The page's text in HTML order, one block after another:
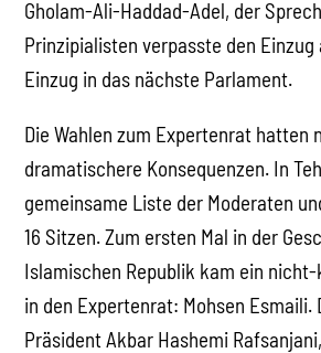
Gholam-Ali-Haddad-Adel, der
Prinzipialisten verpasste den Einzug
Einzug in das nächste Parlament.
Die Wahlen zum Expertenrat hatten
dramatischere Konsequenzen. In
gemeinsame Liste der Moderaten
16 Sitzen. Zum ersten Mal in der
Islamischen Republik kam ein
in den Expertenrat: Mohsen Esmaili.
Präsident Akbar Hashemi